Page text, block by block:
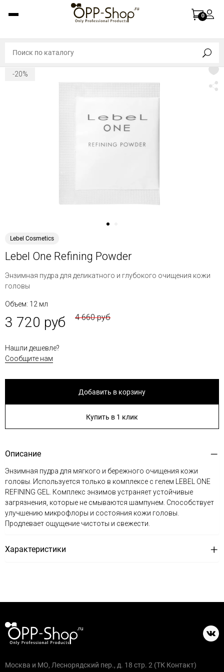
0
-20%
Lebel Cosmetics
Lebel One Refining Powder
Энзимная пудра для деликатного и глубокого очищения кожи
головы
Объем: 12 мл
3 720 руб 4 660 руб
Нашли дешевле?
Сообщите нам
Добавить в корзину
Купить в 1 клик
Описание
Энзимная пудра для мягкого и бережного очищения кожи
головы. Используется только в комплексе с гелем LEBEL ONE
REFINING GEL. Комплекс энзимов устраняет устойчивые
загрязнения, которые не смываются шампунем. Способствует
улучшению микрофлоры и состояния кожи головы.
Продлевает ощущение чистоты и свежести.
Характеристики
Москва и МО, Леснорядский пер., д. 18 стр. 2 (ТК Контакт)